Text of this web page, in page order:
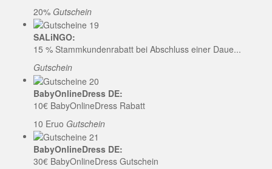
20% Gutschein
SALiNGO:
15 % Stammkundenrabatt bei Abschluss einer Daue...
Gutschein
BabyOnlineDress DE:
10€ BabyOnlineDress Rabatt
10 Eruo Gutschein
BabyOnlineDress DE:
30€ BabyOnlineDress Gutschein